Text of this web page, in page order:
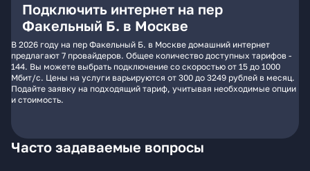
Подключить интернет на пер
Факельный Б. в Москве
В 2026 году на пер Факельный Б. в Москве домашний интернет
предлагают 7 провайдеров. Общее количество доступных тарифов -
144. Вы можете выбрать подключение со скоростью от 15 до 1000
Мбит/с. Цены на услуги варьируются от 300 до 3249 рублей в месяц.
Подайте заявку на подходящий тариф, учитывая необходимые опции
и стоимость.
Часто задаваемые вопросы